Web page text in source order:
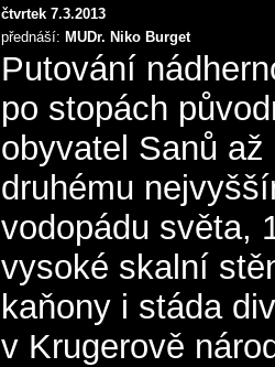
čtvrtek 7.3.2013
přednáší: MUDr. Niko Burget
Putování
po stopách
obyvatel Sanů až
druhému
vodopádu světa,
vysoké skalní
kaňony i stáda
v Krugerově